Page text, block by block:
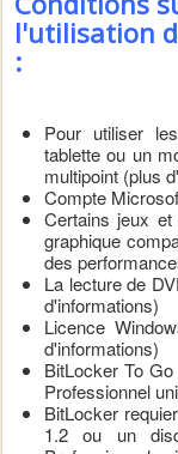
l'utilisation
:
Pour utiliser
tablette ou un
multipoint (plus
Compte
Certains jeux
graphique
des
La lecture de
d'informations)
Licence
d'informations)
BitLocker To
Professionnel
BitLocker
1.2 ou un